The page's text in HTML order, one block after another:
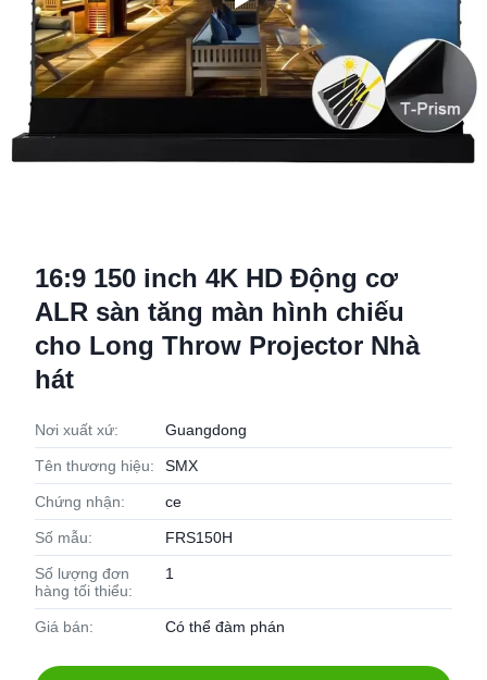
16:9 150 inch 4K HD Động cơ
ALR sàn tăng màn hình chiếu
cho Long Throw Projector Nhà
hát
Nơi xuất xứ: Guangdong
Tên thương hiệu: SMX
Chứng nhận: ce
Số mẫu: FRS150H
Số lượng đơn
hàng tối thiểu:
1
Giá bán: Có thể đàm phán